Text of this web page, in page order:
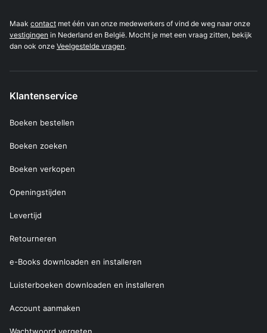
Maak contact met één van onze medewerkers of vind de weg naar onze
vestigingen in Nederland en België. Mocht je met een vraag zitten, bekijk
dan ook onze Veelgestelde vragen.
Klantenservice
Boeken bestellen
Boeken zoeken
Boeken verkopen
Openingstijden
Levertijd
Retourneren
e-Books downloaden en installeren
Luisterboeken downloaden en installeren
Account aanmaken